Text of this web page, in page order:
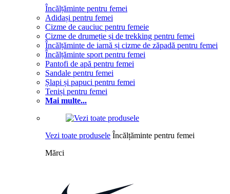
Încălțăminte pentru femei
Adidași pentru femei
Cizme de cauciuc pentru femeie
Cizme de drumeție și de trekking pentru femei
Încălțăminte de iarnă și cizme de zăpadă pentru femei
Încălțăminte sport pentru femei
Pantofi de apă pentru femei
Sandale pentru femei
Șlapi și papuci pentru femei
Teniși pentru femei
Mai multe...
Vezi toate produsele Încălțăminte pentru femei
Mărci